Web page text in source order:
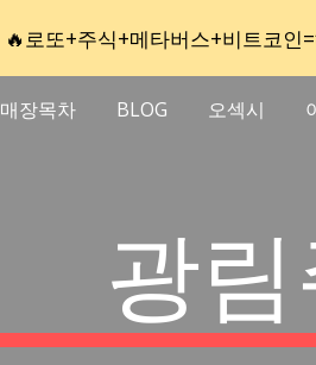
Skip to main content
🔥로또+주식+메타버스+비트코인
매장목차 BLOG 오섹시
광